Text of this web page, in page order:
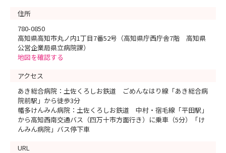
住所
780-0850
高知県高知市丸ノ内1丁目7番52号（高知県庁西庁舎7階 高知県
公営企業局県立病院課）
地図を確認する
アクセス
あき総合病院：土佐くろしお鉄道 ごめんなはり線「あき総合病
院前駅」から徒歩3分
幡多けんみん病院：土佐くろしお鉄道 中村・宿毛線「平田駅」
から高知西南交通バス（四万十市方面行き）に乗車（5分）「け
んみん病院」バス停下車
URL